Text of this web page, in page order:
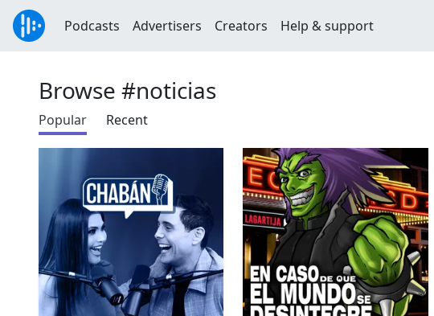
Podcasts Advertisers Creators Help & support
Browse #noticias
Popular Recent